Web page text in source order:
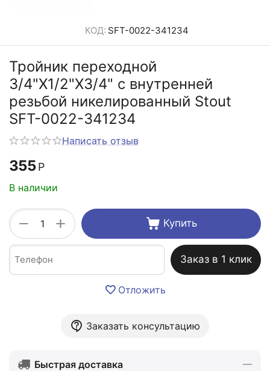
КОД: SFT-0022-341234
Тройник переходной
3/4"X1/2"X3/4" с внутренней
резьбой никелированный Stout
SFT-0022-341234
Написать отзыв
355 Р
В наличии
+
− Купить
Заказ в 1 клик
Отложить
Заказать консультацию
Быстрая доставка